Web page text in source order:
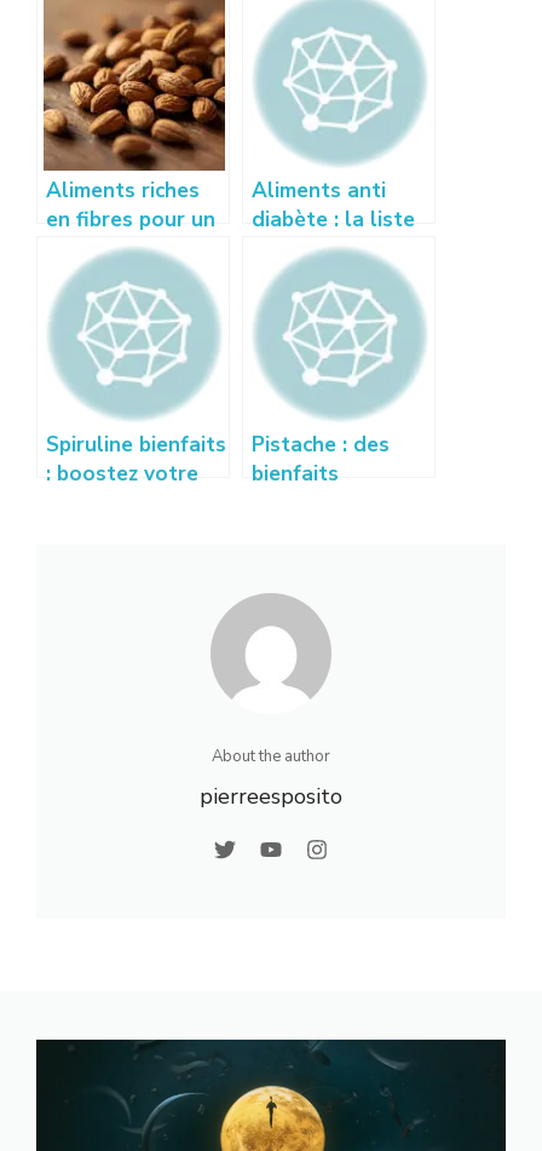
Aliments riches
en fibres pour un
transit intestinal
sain
Aliments anti
diabète : la liste
pour maîtriser sa
glycémie
Spiruline bienfaits
: boostez votre
Pistache : des
bienfaits
About the author
pierreesposito